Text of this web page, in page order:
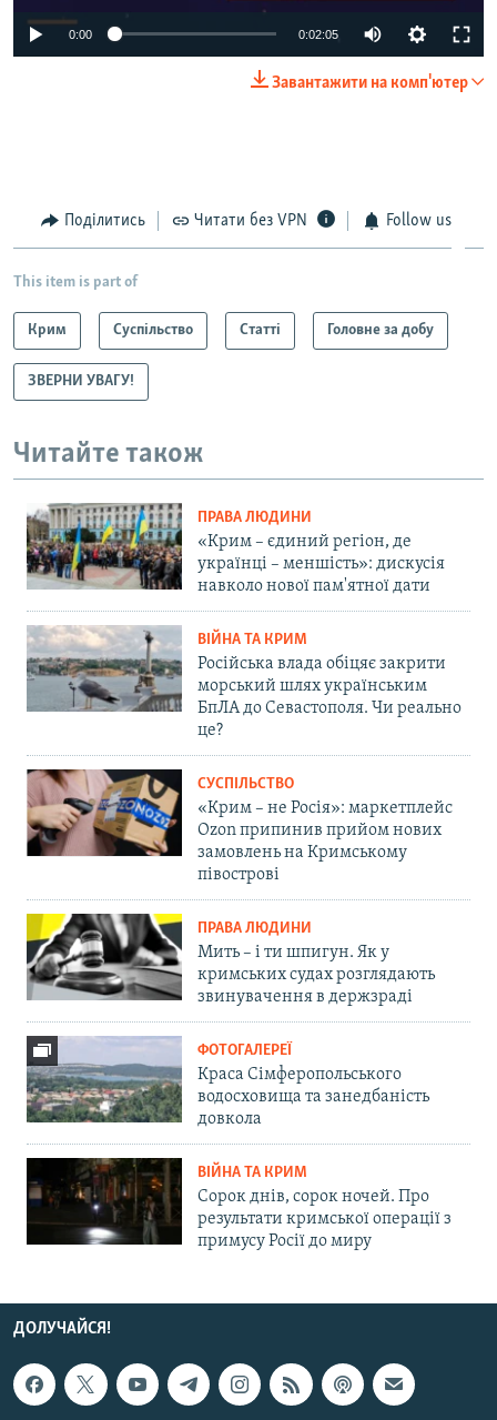
0:00 0:02:05
Завантажити на комп'ютер
Поділитись Читати без VPN Follow us
This item is part of
Крим Суспільство Статті Головне за добу
ЗВЕРНИ УВАГУ!
Читайте також
ПРАВА ЛЮДИНИ
«Крим – єдиний регіон, де
українці – меншість»: дискусія
навколо нової пам'ятної дати
ВІЙНА ТА КРИМ
Російська влада обіцяє закрити
морський шлях українським
БпЛА до Севастополя. Чи реально
це?
СУСПІЛЬСТВО
«Крим – не Росія»: маркетплейс
Ozon припинив прийом нових
замовлень на Кримському
півострові
ПРАВА ЛЮДИНИ
Мить – і ти шпигун. Як у
кримських судах розглядають
звинувачення в держзраді
ФОТОГАЛЕРЕЇ
Краса Сімферопольського
водосховища та занедбаність
довкола
ВІЙНА ТА КРИМ
Сорок днів, сорок ночей. Про
результати кримської операції з
примусу Росії до миру
ДОЛУЧАЙСЯ!